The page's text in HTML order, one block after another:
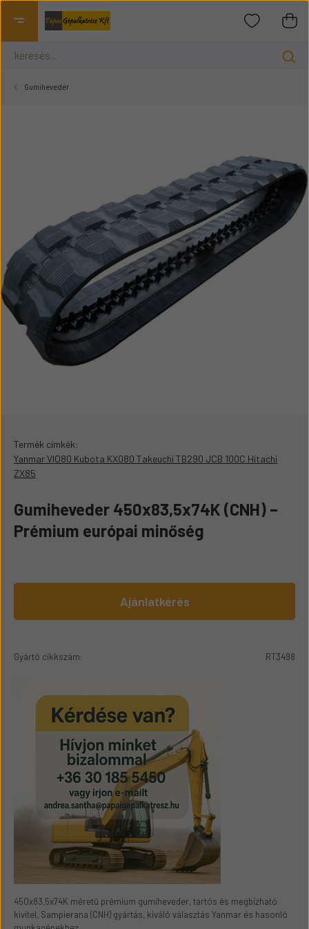
Gumiheveder
Termék címkék:
Yanmar VIO80 Kubota KX080 Takeuchi TB290 JCB 100C Hitachi
ZX85
Gumiheveder 450x83,5x74K (CNH) –
Prémium európai minőség
Ajánlatkérés
Gyártó cikkszám: RT3498
450x83,5x74K méretű prémium gumiheveder, tartós és megbízható
kivitel, Sampierana (CNH) gyártás, kiváló választás Yanmar és hasonló